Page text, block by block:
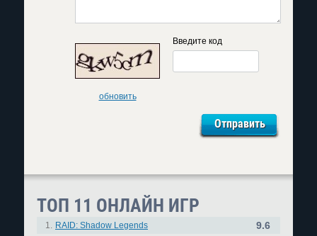
обновить
Введите код
ТОП 11 ОНЛАЙН ИГР
1. RAID: Shadow Legends 9.6